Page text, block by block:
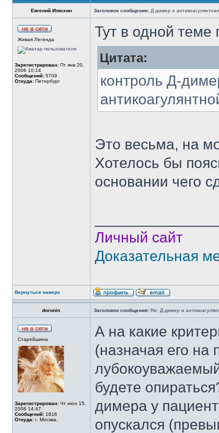
Евгений Илюхин Заголовок сообщения: Д-димер и
Живая Легенда
Зарегистрирован: Пт янв 20,
2006 10:14
Сообщений: 5709
Откуда: Петербург
Тут в одной теме
Цитата:
контроль Д-
Это весьма, на
Хотелось бы
основании чего
Личный сайт
Доказательная
Вернуться наверх
doronin Заголовок сообщения: Re: Д-димер и
Старейшина
Зарегистрирован: Чт июн 15,
2006 14:47
Сообщений: 1816
Откуда: г. Москва.
А на какие
(назначая его
будете
димера у
опускался